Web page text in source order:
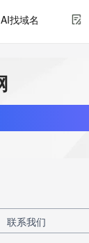
AI找域名
联系我们